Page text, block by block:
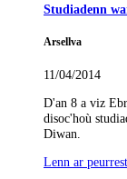
Studiadenn
Arsellva
11/04/2014
D'an 8 a viz
disoc'hoù
Diwan.
Lenn ar peurrest